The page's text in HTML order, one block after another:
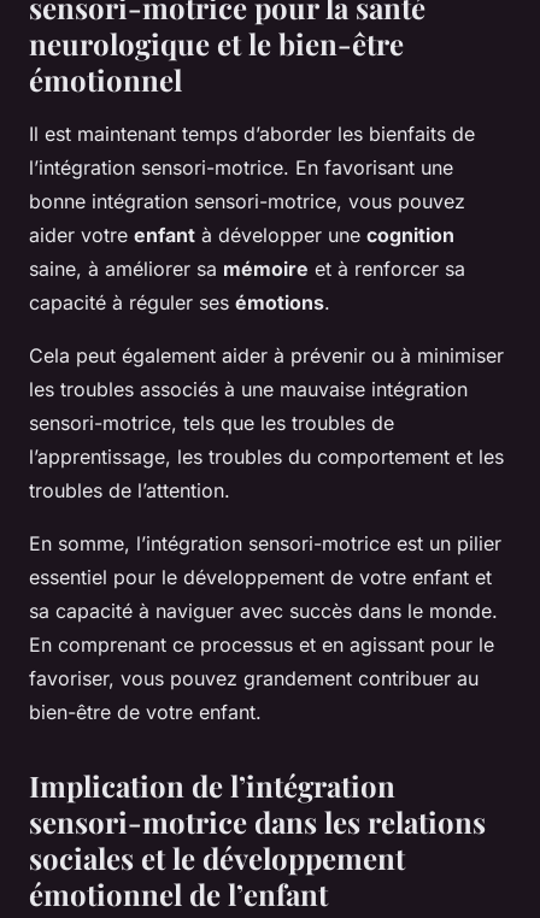
neurologique et le bien-être
émotionnel
Il est maintenant temps d’aborder les bienfaits de
l’intégration sensori-motrice. En favorisant une
bonne intégration sensori-motrice, vous pouvez
aider votre enfant à développer une cognition
saine, à améliorer sa mémoire et à renforcer sa
capacité à réguler ses émotions.
Cela peut également aider à prévenir ou à minimiser
les troubles associés à une mauvaise intégration
sensori-motrice, tels que les troubles de
l’apprentissage, les troubles du comportement et les
troubles de l’attention.
En somme, l’intégration sensori-motrice est un pilier
essentiel pour le développement de votre enfant et
sa capacité à naviguer avec succès dans le monde.
En comprenant ce processus et en agissant pour le
favoriser, vous pouvez grandement contribuer au
bien-être de votre enfant.
Implication de l’intégration
sensori-motrice dans les relations
sociales et le développement
émotionnel de l’enfant